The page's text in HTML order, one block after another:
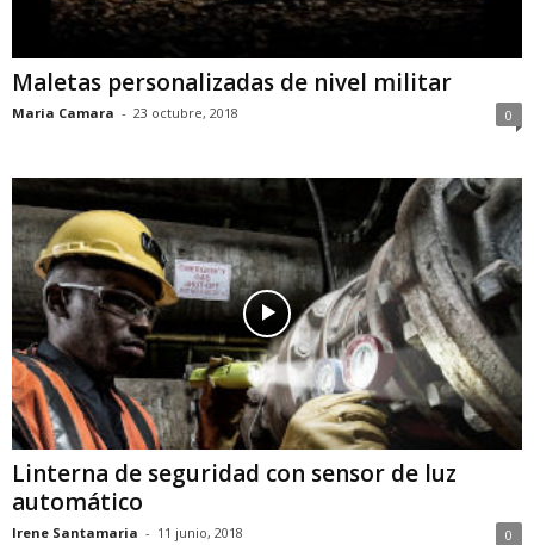
Maletas personalizadas de nivel militar
Maria Camara - 23 octubre, 2018 0
Linterna de seguridad con sensor de luz
automático
Irene Santamaria - 11 junio, 2018 0